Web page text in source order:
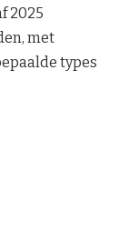
2025
met
types